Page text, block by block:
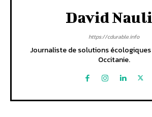
David
https://cdurable.info
Journaliste de solutions
Occitanie.